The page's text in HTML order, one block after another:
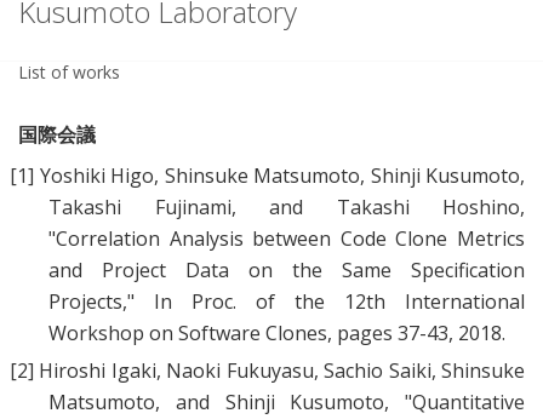
Kusumoto Laboratory
List of works
国際会議
[1] Yoshiki Higo, Shinsuke Matsumoto, Shinji Kusumoto,
Takashi Fujinami, and Takashi Hoshino,
"Correlation Analysis between Code Clone Metrics
and Project Data on the Same Specification
Projects," In Proc. of the 12th International
Workshop on Software Clones, pages 37-43, 2018.
[2] Hiroshi Igaki, Naoki Fukuyasu, Sachio Saiki, Shinsuke
Matsumoto, and Shinji Kusumoto, "Quantitative